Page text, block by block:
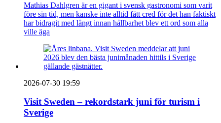
Mathias Dahlgren är en gigant i svensk gastronomi som varit
före sin tid, men kanske inte alltid fått cred för det han faktiskt
har bidragit med långt innan hållbarhet blev ett ord som alla
ville äga
2026-07-30 19:59
Visit Sweden – rekordstark juni för turism i
Sverige